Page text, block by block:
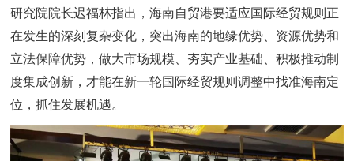
研究院院长迟福林指出，海南自贸港要适应国际经贸规则正
在发生的深刻复杂变化，突出海南的地缘优势、资源优势和
立法保障优势，做大市场规模、夯实产业基础、积极推动制
度集成创新，才能在新一轮国际经贸规则调整中找准海南定
位，抓住发展机遇。